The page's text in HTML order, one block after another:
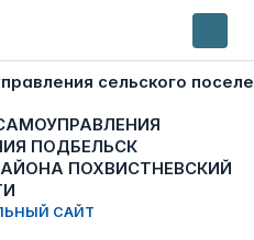
ПОДБЕЛЬСК
ПОХВИСТНЕВСКИЙ
САЙТ